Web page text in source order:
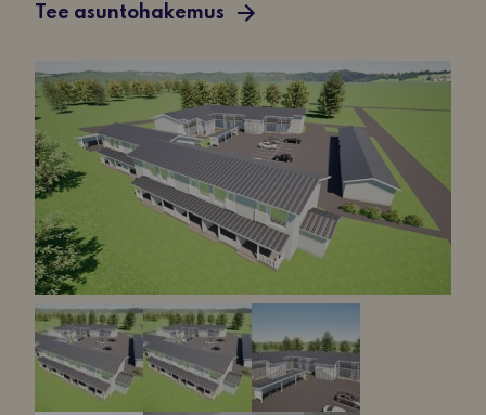
Tee asuntohakemus